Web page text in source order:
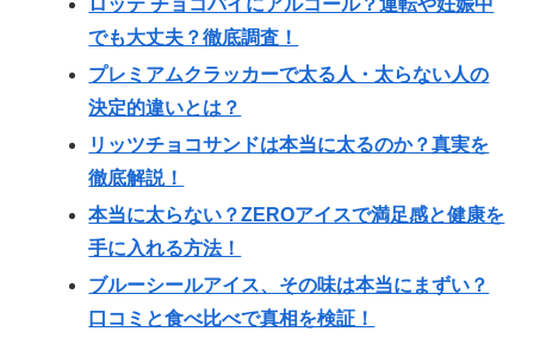
でも大丈夫？徹底調査！
プレミアムクラッカーで太る人・太らない人の
決定的違いとは？
リッツチョコサンドは本当に太るのか？真実を
徹底解説！
本当に太らない？ZEROアイスで満足感と健康を
手に入れる方法！
ブルーシールアイス、その味は本当にまずい？
口コミと食べ比べで真相を検証！